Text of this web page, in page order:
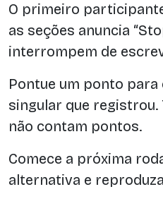
O primeiro
as seções anuncia
interrompem de
Pontue um ponto para
singular que
não contam pontos.
Comece a próxima
alternativa e